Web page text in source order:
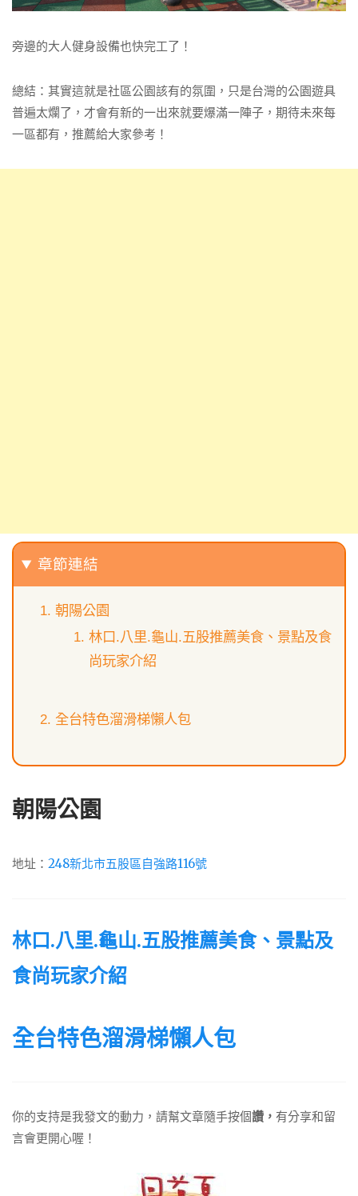
旁邊的大人健身設備也快完工了！
總結：其實這就是社區公園該有的氛圍，只是台灣的公園遊具
普遍太爛了，才會有新的一出來就要爆滿一陣子，期待未來每
一區都有，推薦給大家參考！
章節連結
朝陽公園
林口.八里.龜山.五股推薦美食、景點及食
尚玩家介紹
全台特色溜滑梯懶人包
朝陽公園
地址： 248新北市五股區自強路116號
林口.八里.龜山.五股推薦美食、景點及
食尚玩家介紹
全台特色溜滑梯懶人包
你的支持是我發文的動力，請幫文章隨手按個讚， 有分享和留
言會更開心喔！